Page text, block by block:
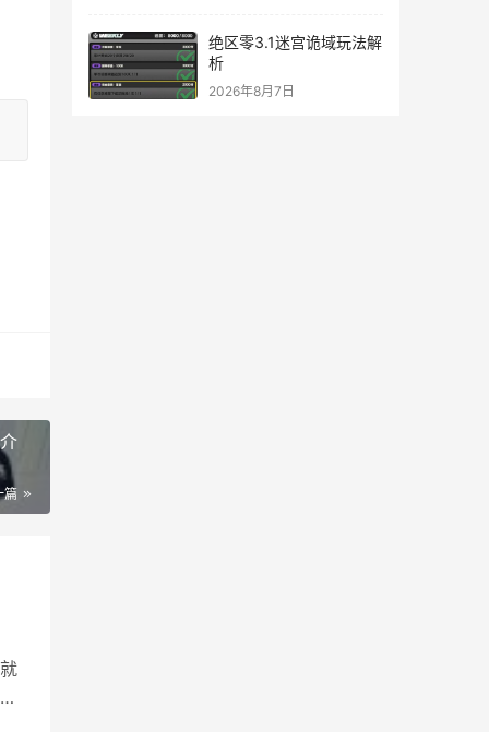
篇
绝区零3.1迷宫诡域玩法解
析
2026年8月7日